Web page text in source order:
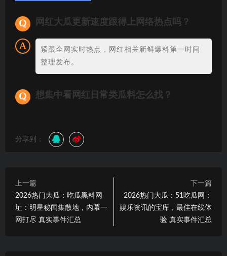
网红大瓜更新速度跟得上网络热点吗？
紧跟全网实时热点，网红相关新鲜爆料第一时间
整理发布。
想集中看网红日常类瓜料怎么找？
分享到：
上一篇
2026热门大瓜：吃瓜黑料网
址：明星秘闻集散地，内幕一
网打尽 真实事件汇总
下一篇
2026热门大瓜：51吃瓜网：
娱乐资讯的宝库，最佳在线体
验 真实事件汇总